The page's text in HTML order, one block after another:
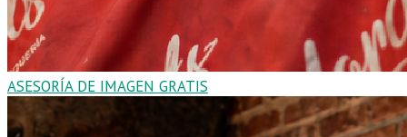
ASESORÍA DE IMAGEN GRATIS